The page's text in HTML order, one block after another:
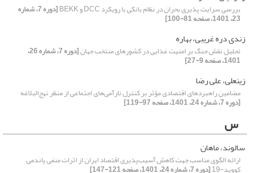
بررسی سرایت پذیری بحران در نظام بانکی با رویکرد DCC و BEKK [دوره 7، شماره
23، 1401، صفحه 81-100]
زندی دره غریبی، بهاره
تحلیل نقش جنگ بر امنیت غذایی در کشورهای منتخب جهان [دوره 7، شماره 26،
1401، صفحه 9-27]
زینعلی، علی رضا
مضامین راهبردهای اقتصادی مؤثر بر کنترل نارآمی‌های اجتماعی از منظر نهج‌البلاغه
[دوره 7، شماره 24، 1401، صفحه 97-119]
س
سالوند، ماهان
ارائه الگوی مناسب جهت کاهش آسیب‌پذیری اقتصاد ایران از اثرات منفی پاندمی
کووید-19 [دوره 7، شماره 24، 1401، صفحه 121-147]